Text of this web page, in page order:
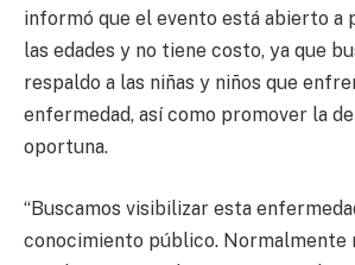
informó que el evento está abierto a
las edades y no tiene costo, ya que
respaldo a las niñas y niños que
enfermedad, así como promover la
oportuna.
“Buscamos visibilizar esta
conocimiento público. Normalmente